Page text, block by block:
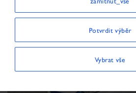
Previous
Potvrdit výběr
Vybrat vše